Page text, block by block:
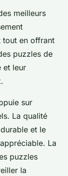
meilleurs
tout en offrant
puzzles de
et leur
sur
La qualité
et le
La
puzzles
la